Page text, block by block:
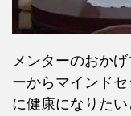
メンターのおか
ーからマインド
に健康になりた